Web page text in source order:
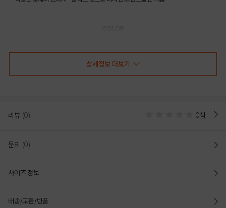
상세정보 더보기
리뷰 (0) 0점
문의 (0)
사이즈 정보
배송/교환/반품